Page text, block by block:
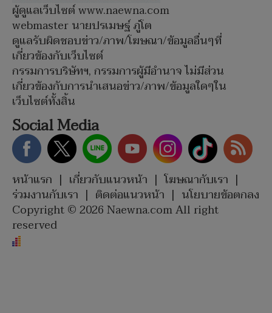
ผู้ดูแลเว็บไซต์ www.naewna.com
webmaster นายปรเมษฐ์ ภู่โต
ดูแลรับผิดชอบข่าว/ภาพ/โฆษณา/ข้อมูลอื่นๆที่
เกี่ยวข้องกับเว็บไซต์
กรรมการบริษัทฯ, กรรมการผู้มีอำนาจ ไม่มีส่วน
เกี่ยวข้องกับการนำเสนอข่าว/ภาพ/ข้อมูลใดๆใน
เว็บไซต์ทั้งสิ้น
Social Media
หน้าแรก | เกี่ยวกับแนวหน้า | โฆษณากับเรา |
ร่วมงานกับเรา | ติดต่อแนวหน้า | นโยบายข้อตกลง
Copyright © 2026 Naewna.com All right
reserved